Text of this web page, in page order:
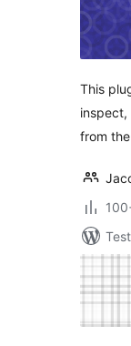
This
inspect,
from